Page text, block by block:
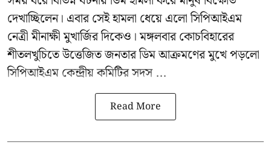
দেখাচ্ছিলেন। এবার সেই হামলা ধেয়ে এলোসিপিআইএম
নেত্রী মীনাক্ষী মুখার্জিরদিকেও। মঙ্গলবার কোচবিহারের
শীতলখুচিতে উত্তেজিত জনতার ডিম আক্রমণের মুখে পড়লো
সিপিআইএম কেন্দ্রীয় কমিটির সদস ...
Read More